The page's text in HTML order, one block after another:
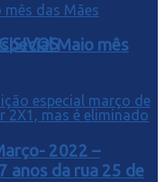
Maio mês
2022 –
anos da rua 25 de